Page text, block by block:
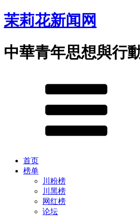
茉莉花新闻网
中華青年思想與行
首页
榜单
川粉榜
川黑榜
网红榜
论坛